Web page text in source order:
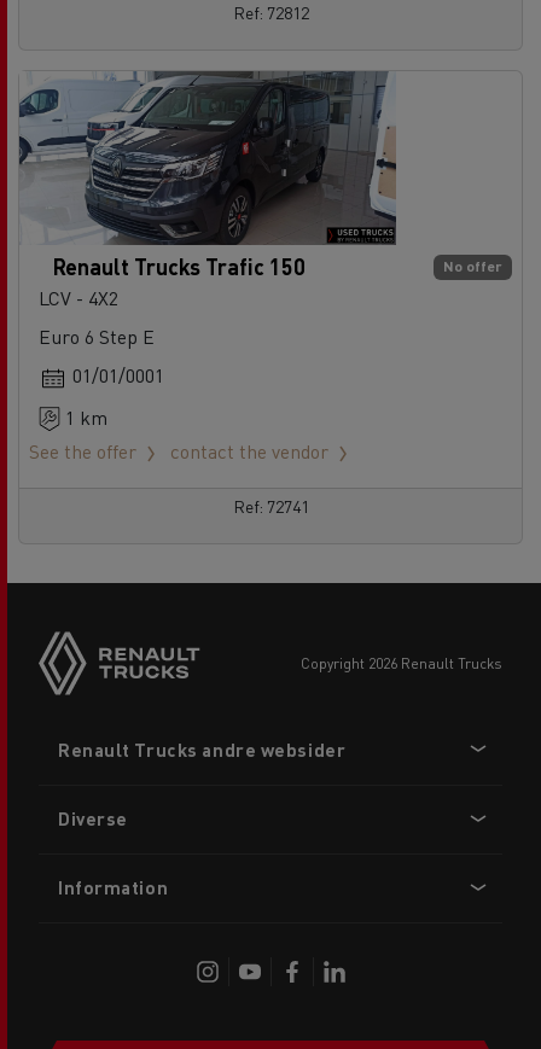
Ref: 72812
No offer
Renault Trucks Trafic 150
LCV - 4X2
Euro 6 Step E
01/01/0001
1 km
See the offer
contact the vendor
Ref: 72741
copyright 2026 Renault Trucks
menu
Renault Trucks andre websider
Diverse
Information